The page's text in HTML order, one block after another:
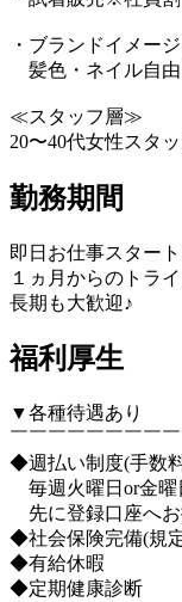
・ブランドイメー
髪色・ネイル自由
≪スタッフ層≫
20〜40代女性スタ
勤務期間
即日お仕事スタート
１ヵ月からのトラ
長期も大歓迎♪
福利厚生
▼各種待遇あり
￣￣￣￣￣￣￣￣
◆週払い制度(手数
毎週火曜日or金曜
先に登録口座へ
◆社会保険完備(規
◆有給休暇
◆定期健康診断